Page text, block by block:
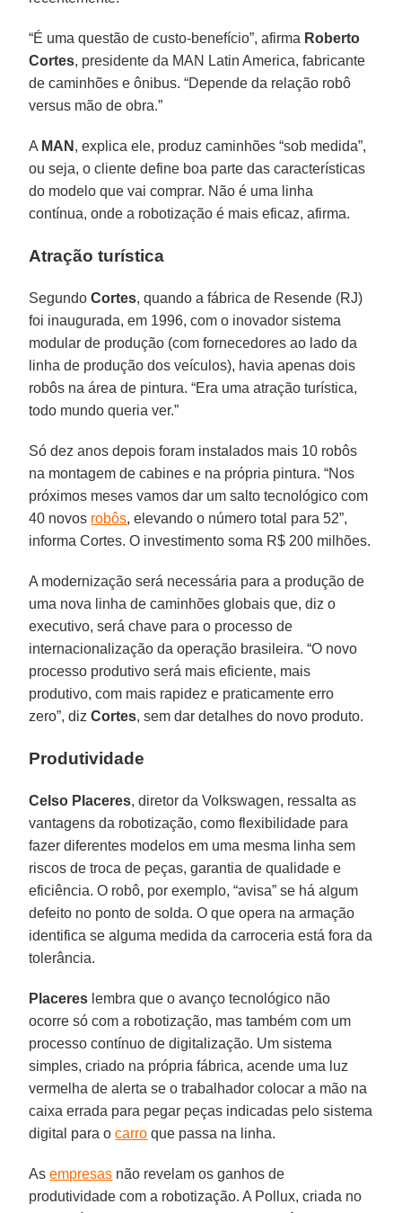
“É uma questão de custo-benefício”, afirma Roberto
Cortes, presidente da MAN Latin America, fabricante
de caminhões e ônibus. “Depende da relação robô
versus mão de obra.”
A MAN , explica ele, produz caminhões “sob medida”,
ou seja, o cliente define boa parte das características
do modelo que vai comprar. Não é uma linha
contínua, onde a robotização é mais eficaz, afirma.
Atração turística
SegundoCortes, quando a fábrica de Resende (RJ)
foi inaugurada, em 1996, com o inovador sistema
modular de produção (com fornecedores ao lado da
linha de produção dos veículos), havia apenas dois
robôs na área de pintura. “Era uma atração turística,
todo mundo queria ver.”
Só dez anos depois foram instalados mais 10 robôs
na montagem de cabines e na própria pintura. “Nos
próximos meses vamos dar um salto tecnológico com
40 novos robôs, elevando o número total para 52”,
informa Cortes. O investimento soma R$ 200 milhões.
A modernização será necessária para a produção de
uma nova linha de caminhões globais que, diz o
executivo, será chave para o processo de
internacionalização da operação brasileira. “O novo
processo produtivo será mais eficiente, mais
produtivo, com mais rapidez e praticamente erro
zero”, dizCortes, sem dar detalhes do novo produto.
Produtividade
Celso Placeres, diretor da Volkswagen, ressalta as
vantagens da robotização, como flexibilidade para
fazer diferentes modelos em uma mesma linha sem
riscos de troca de peças, garantia de qualidade e
eficiência. O robô, por exemplo, “avisa” se há algum
defeito no ponto de solda. O que opera na armação
identifica se alguma medida da carroceria está fora da
tolerância.
Placeres lembra que o avanço tecnológico não
ocorre só com a robotização, mas também com um
processo contínuo de digitalização. Um sistema
simples, criado na própria fábrica, acende uma luz
vermelha de alerta se o trabalhador colocar a mão na
caixa errada para pegar peças indicadas pelo sistema
digital para ocarro que passa na linha.
Asempresas não revelam os ganhos de
produtividade com a robotização. A Pollux, criada no